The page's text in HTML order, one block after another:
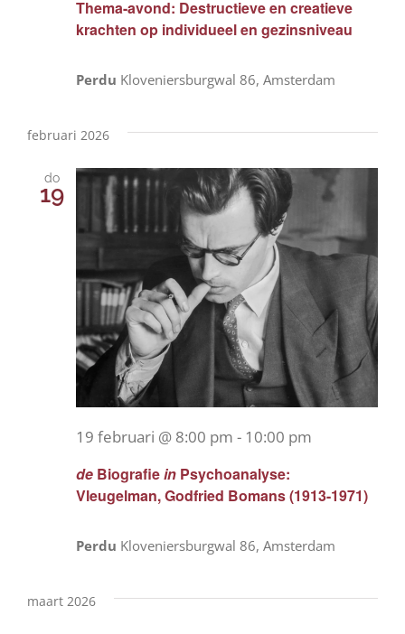
Thema-avond: Destructieve en creatieve
krachten op individueel en gezinsniveau
Perdu Kloveniersburgwal 86, Amsterdam
februari 2026
do
19
de Biografiein Psychoanalyse:
Vleugelman, Godfried Bomans (1913-1971)
19 februari @ 8:00 pm - 10:00 pm
Perdu Kloveniersburgwal 86, Amsterdam
maart 2026